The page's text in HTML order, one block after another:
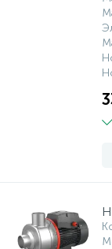
Реализованные
КонтактыВодяной
Аэрация
Мебель